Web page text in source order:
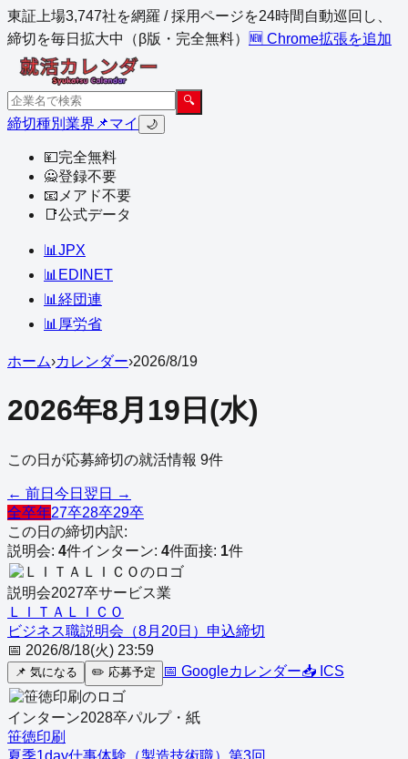
東証上場3,747社を網羅 / 採用ページを24時間自動巡回し、
締切を毎日拡大中（β版・完全無料）
🆕 Chrome拡張を追加
🔍
締切種別 業界 📌マイ 🌙
💴完全無料
🙅登録不要
📧 メアド不要
📑公式データ
📊 JPX
📊 EDINET
📊 経団連
📊 厚労省
ホーム›カレンダー›2026/8/19
2026年8月 19 日 (水)
この日が応募締切の就活情報 9件
← 前日 今日 翌日 →
全卒年27卒28卒29卒
この日の締切内訳:
説明会: 4件インターン: 4件面接: 1件
説明会2027卒サービス業
ＬＩＴＡＬＩＣＯ
ビジネス職説明会（8月20日）申込締切
📅 2026/8/18(火) 23:59
📌 気になる ✏️ 応募予定 📅 Googleカレンダー📥 ICS
インターン2028卒パルプ・紙
笹徳印刷
夏季1day仕事体験（製造技術職）第3回